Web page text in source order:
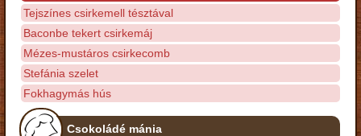
Tejszínes csirkemell tésztával
Baconbe tekert csirkemáj
Mézes-mustáros csirkecomb
Stefánia szelet
Fokhagymás hús
Csokoládé mánia